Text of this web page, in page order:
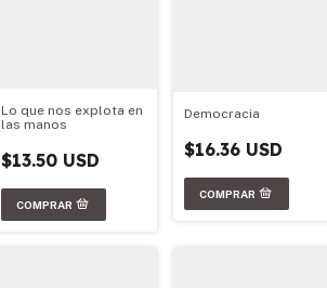
Lo que nos explota en
las manos
$13.50 USD
Democracia
$16.36 USD